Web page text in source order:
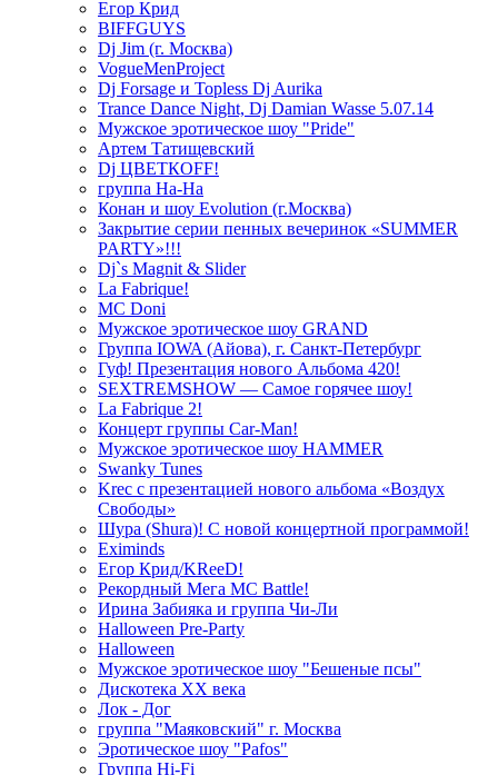
Егор Крид
BIFFGUYS
Dj Jim (г. Москва)
VogueMenProject
Dj Forsage и Topless Dj Aurika
Trance Dance Night, Dj Damian Wasse 5.07.14
Мужское эротическое шоу "Pride"
Артем Татищевский
Dj ЦВЕТКOFF!
группа На-На
Конан и шоу Evolution (г.Москва)
Закрытие серии пенных вечеринок «SUMMER
PARTY»!!!
Dj`s Magnit & Slider
La Fabrique!
MC Doni
Мужское эротическое шоу GRAND
Группа IOWA (Айова), г. Санкт-Петербург
Гуф! Презентация нового Альбома 420!
SEXTREMSHOW — Самое горячее шоу!
La Fabrique 2!
Концерт группы Car-Man!
Мужское эротическое шоу HAMMER
Swanky Tunes
Krec с презентацией нового альбома «Воздух
Свободы»
Шура (Shura)! С новой концертной программой!
Eximinds
Егор Крид/KReeD!
Рекордный Мега МС Battle!
Ирина Забияка и группа Чи-Ли
Halloween Pre-Party
Halloween
Мужское эротическое шоу "Бешеные псы"
Дискотека ХХ века
Лок - Дог
группа "Маяковский" г. Москва
Эротическое шоу "Pafos"
Группа Hi-Fi